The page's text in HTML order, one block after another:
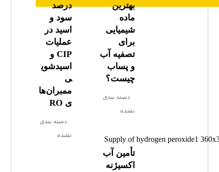
درصد
سود و
اسید در
عملیات
CIP و
اسیدشوی
ی
ممبران‌ها
ی RO
دسته بندی
نشده
بهترین
ماده
شیمیایی
برای
تصفیه آب
و پساب
چیست؟
دسته بندی
نشده
تأمین آب
اکسیژنه